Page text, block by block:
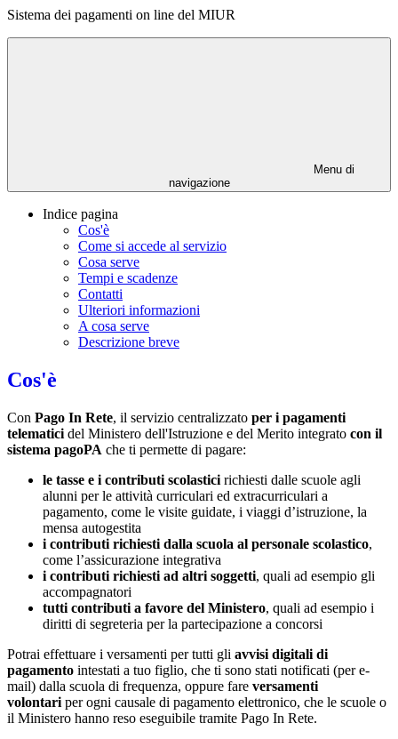
Sistema dei pagamenti on line del MIUR
Menu di
navigazione
Indice pagina
Cos'è
Come si accede al servizio
Cosa serve
Tempi e scadenze
Contatti
Ulteriori informazioni
A cosa serve
Descrizione breve
Cos'è
Con Pago In Rete, il servizio centralizzato per i pagamenti
telematici del Ministero dell'Istruzione e del Merito integrato con il
sistema pagoPA che ti permette di pagare:
le tasse e i contributi scolastici richiesti dalle scuole agli
alunni per le attività curriculari ed extracurriculari a
pagamento, come le visite guidate, i viaggi d’istruzione, la
mensa autogestita
i contributi richiesti dalla scuola al personale scolastico,
come l’assicurazione integrativa
i contributi richiesti ad altri soggetti, quali ad esempio gli
accompagnatori
tutti contributi a favore del Ministero, quali ad esempio i
diritti di segreteria per la partecipazione a concorsi
Potrai effettuare i versamenti per tutti gli avvisi digitali di
pagamento intestati a tuo figlio, che ti sono stati notificati (per e-
mail) dalla scuola di frequenza, oppure fare versamenti
volontari per ogni causale di pagamento elettronico, che le scuole o
il Ministero hanno reso eseguibile tramite Pago In Rete.